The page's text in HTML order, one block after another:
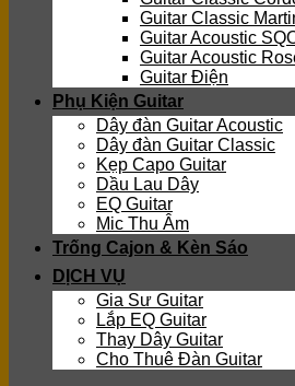
Guitar Classic
Guitar Acoustic
Guitar Acoustic
Guitar Điện
Phụ Kiện Guitar
Dây đàn Guitar Acoustic
Dây đàn Guitar Classic
Kẹp Capo Guitar
Dầu Lau Dây
EQ Guitar
Mic Thu Âm
Trống Cajon & Kèn Sáo
DỊCH VỤ
Gia Sư Guitar
Lắp EQ Guitar
Thay Dây Guitar
Cho Thuê Đàn Guitar